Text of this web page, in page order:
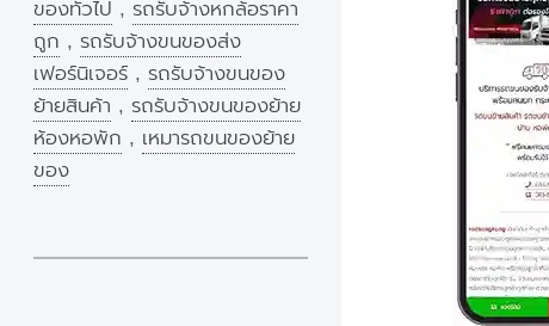
ของทั่วไป , รถรับจ้างหกล้อราคา
ถูก , รถรับจ้างขนของส่ง
เฟอร์นิเจอร์ , รถรับจ้างขนของ
ย้ายสินค้า , รถรับจ้างขนของย้าย
ห้องหอพัก , เหมารถขนของย้าย
ของ